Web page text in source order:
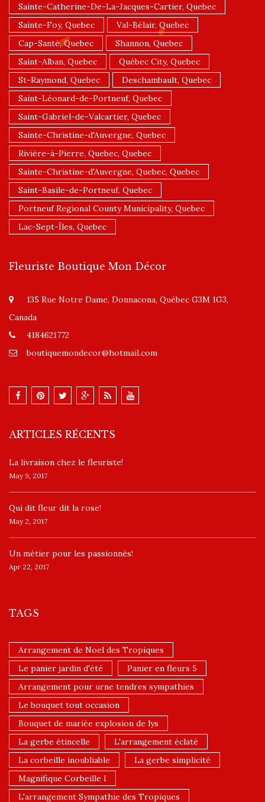
Sainte-Catherine-De-La-Jacques-Cartier, Quebec
Sainte-Foy, Quebec
Val-Bélair, Quebec
Cap-Santé, Quebec
Shannon, Quebec
Saint-Alban, Quebec
Québec City, Quebec
St-Raymond, Quebec
Deschambault, Quebec
Saint-Léonard-de-Portneuf, Quebec
Saint-Gabriel-de-Valcartier, Quebec
Sainte-Christine-d'Auvergne, Quebec
Rivière-à-Pierre, Quebec, Quebec
Sainte-Christine-d'Auvergne, Quebec, Quebec
Saint-Basile-de-Portneuf, Quebec
Portneuf Regional County Municipality, Quebec
Lac-Sept-Îles, Quebec
Fleuriste Boutique Mon Décor
135 Rue Notre Dame, Donnacona, Québec G3M 1G3,
Canada
4184621772
boutiquemondecor@hotmail.com
ARTICLES RÉCENTS
La livraison chez le fleuriste!
May 9, 2017
​Qui dit fleur dit la rose!
May 2, 2017
Un ​métier pour les passionnés​!
Apr 22, 2017
TAGS
Arrangement de Noel des Tropiques
Le panier jardin d'été
Panier en fleurs 5
Arrangement pour urne tendres sympathies
Le bouquet tout occasion
Bouquet de mariée explosion de lys
La gerbe étincelle
L'arrangement éclaté
La corbeille inoubliable
La gerbe simplicité
Magnifique Corbeille I
L'arrangement Sympathie des Tropiques